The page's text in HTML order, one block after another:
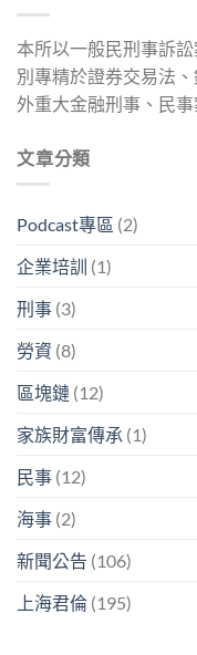
本所以一般民刑事訴
別專精於證券交易法
外重大金融刑事、民
文章分類
Podcast專區 (2)
企業培訓 (1)
刑事 (3)
勞資 (8)
區塊鏈 (12)
家族財富傳承 (1)
民事 (12)
海事 (2)
新聞公告 (106)
上海君倫 (195)